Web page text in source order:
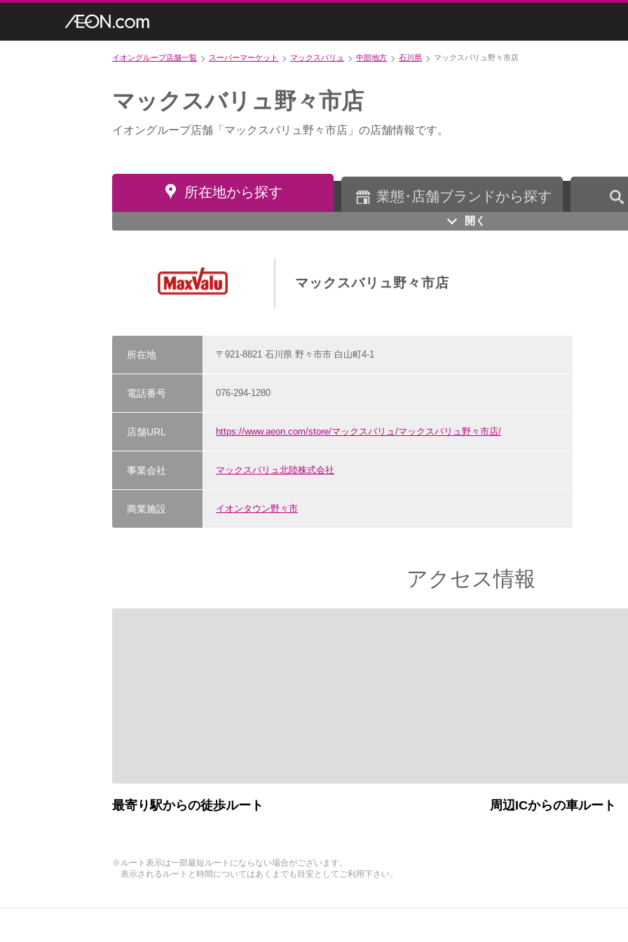
イオングループ店舗一覧 スーパーマーケット マックスバリュ 中部地方 石川県 マックスバリュ野々市店
マックスバリュ野々市店
イオングループ店舗「マックスバリュ野々市店」の店舗情報です。
所在地から探す 業態・ 店舗ブランドから探す
開く
マックスバリュ野々市店
所在地 〒921-8821 石川県 野々市市 白山町4-1
電話番号 076-294-1280
店舗URL https://www.aeon.com/store/マックスバリュ/マックスバリュ野々市店/
事業会社 マックスバリュ北陸株式会社
商業施設 イオンタウン野々市
アクセス情報
最寄り駅からの徒歩ルート 周辺ICからの車ルート
※ルート表示は一部最短ルートにならない場合がございます。
表示されるルートと時間についてはあくまでも目安としてご利用下さい。